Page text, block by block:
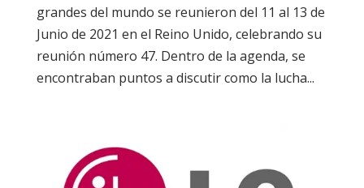
grandes del mundo se reunieron del 11 al 13 de
Junio de 2021 en el Reino Unido, celebrando su
reunión número 47. Dentro de la agenda, se
encontraban puntos a discutir como la lucha...